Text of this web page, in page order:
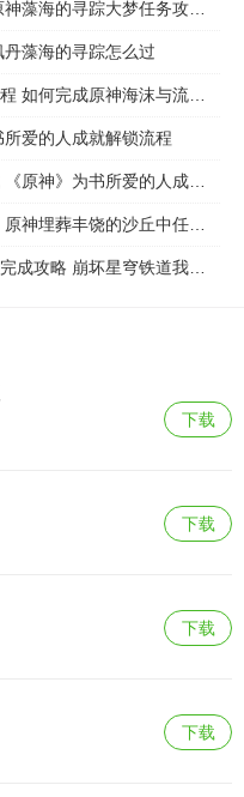
藻海的寻踪怎么过
爱的人成就解锁流程
下载
下载
下载
下载